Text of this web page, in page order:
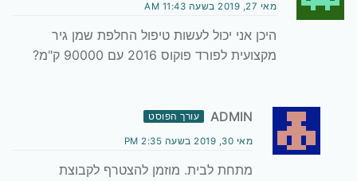
מאי 27, 2019 בשעה 11:43 AM
היכן אני יכול לעשות טיפול החלפת שמן גיר
מקצועית לפורד פוקוס 2016 עם 90000 ק"מ?
ADMIN עורך הפוסט
מאי 30, 2019 בשעה 2:35 PM
מתחת לבית. מוזמן להצטרף לקבוצת